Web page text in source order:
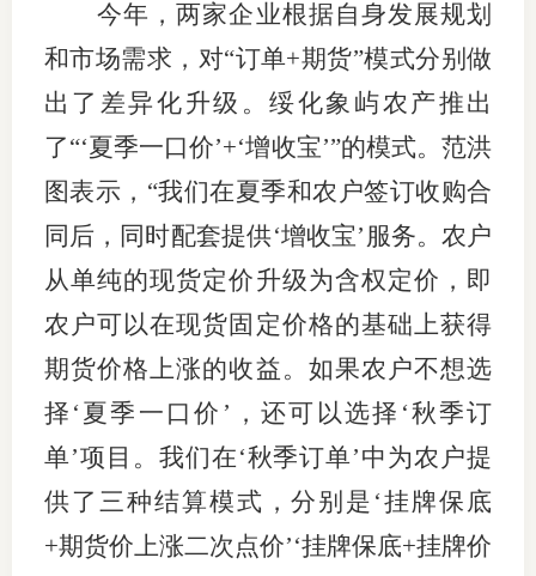
今年，两家企业根据自身发展规划
和市场需求，对“订单+期货”模式分别做
出了差异化升级。绥化象屿农产推出
了“‘夏季一口价’+‘增收宝’”的模式。范洪
图表示，“我们在夏季和农户签订收购合
同后，同时配套提供‘增收宝’服务。农户
从单纯的现货定价升级为含权定价，即
农户可以在现货固定价格的基础上获得
期货价格上涨的收益。如果农户不想选
择‘夏季一口价’，还可以选择‘秋季订
单’项目。我们在‘秋季订单’中为农户提
供了三种结算模式，分别是‘挂牌保底
+期货价上涨二次点价’‘挂牌保底+挂牌价